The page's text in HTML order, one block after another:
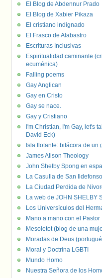
El Blog de Abdennur Prado
El Blog de Xabier Pikaza
El cristiano indignado
El Frasco de Alabastro
Escrituras Inclusivas
Espiritualidad caminante
ecuménica)
Falling poems
Gay Anglican
Gay en Cristo
Gay se nace.
Gay y Cristiano
I'm Christian, I'm Gay, let's
David Eck)
Isla flotante: bitácora de un
James Alison Theology
John Shelby Spong en
La Casulla de San Ildefonso
La Ciudad Perdida de
La web de JOHN SHELBY
Los Universículos del
Mano a mano con el Pastor
Mesoletot (blog de una
Moradas de Deus
Moral y Doctrina LGBTI
Mundo Homo
Nuestra Señora de los